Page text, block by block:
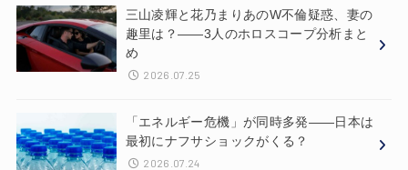
三山凌輝と花乃まりあのW不倫疑惑、妻の
趣里は？——3人のホロスコープ分析まと
め
2026.07.25
「エネルギー危機」が同時多発——日本は
最初にナフサショックがくる？
2026.07.24